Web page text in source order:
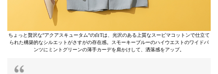
ちょっと贅沢な”アクアスキュータム”の白Tは、光沢のある上質なスーピマコットンで仕立て
られた構築的なシルエットがさすがの存在感。スモーキーブルーのハイウエストのワイドパ
ンツにミントグリーンの薄手カーデを肩かけして、洒落感をアップ。